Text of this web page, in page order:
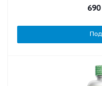
690